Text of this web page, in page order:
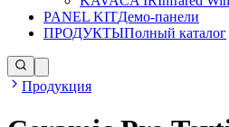
PANEL KITДемо-панели
ПРОДУКТЫПолный каталог
Продукция